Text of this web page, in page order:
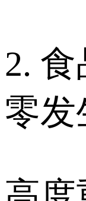
2.
零发